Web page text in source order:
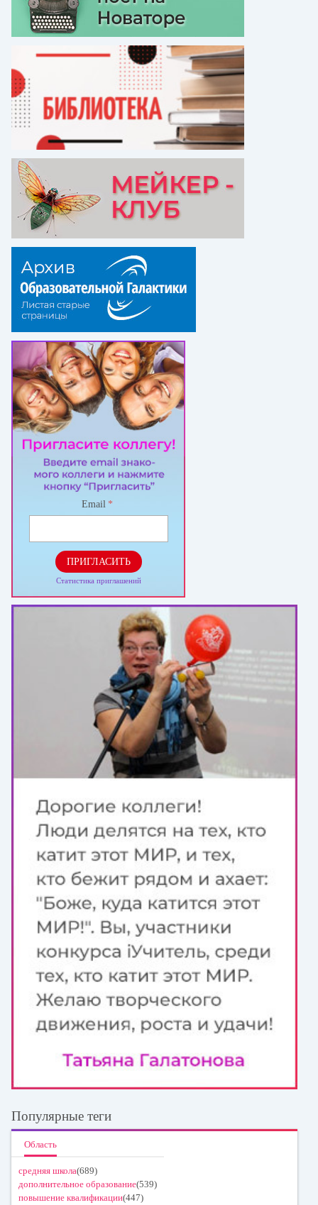
Email *
ПРИГЛАСИТЬ
Статистика приглашений
Популярные теги
Область
средняя школа(689)
дополнительное образование(539)
повышение квалификации(447)